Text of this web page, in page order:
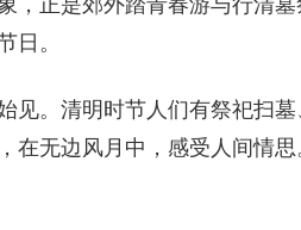
日。
。清明时节人们有祭祀扫墓
无边风月中，感受人间情思